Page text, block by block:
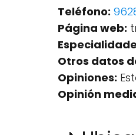
Teléfono:
Página web:
Otros datos
Opiniones:
Opinión